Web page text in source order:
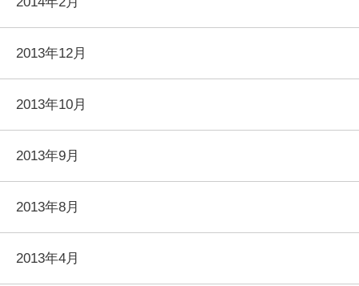
2013年12月
2013年10月
2013年9月
2013年8月
2013年4月